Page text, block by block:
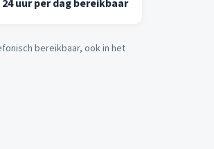
24 uur per dag bereikbaar
bereikbaar, ook in het